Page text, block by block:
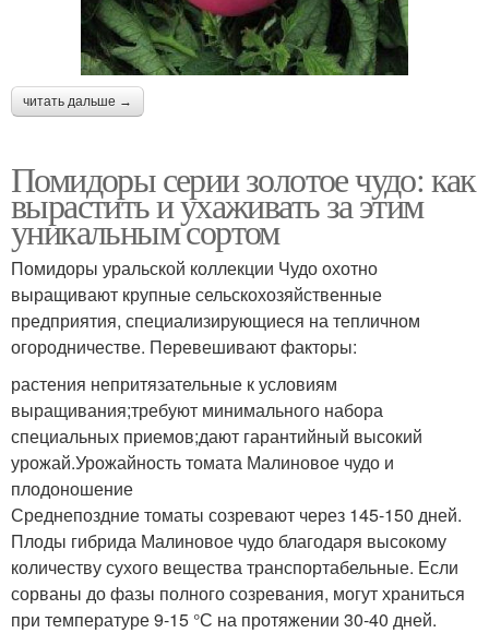
читать дальше →
Помидоры серии золотое чудо: как
вырастить и ухаживать за этим
уникальным сортом
Помидоры уральской коллекции Чудо охотно
выращивают крупные сельскохозяйственные
предприятия, специализирующиеся на тепличном
огородничестве. Перевешивают факторы:
растения непритязательные к условиям
выращивания;требуют минимального набора
специальных приемов;дают гарантийный высокий
урожай.Урожайность томата Малиновое чудо и
плодоношение
Среднепоздние томаты созревают через 145-150 дней.
Плоды гибрида Малиновое чудо благодаря высокому
количеству сухого вещества транспортабельные. Если
сорваны до фазы полного созревания, могут храниться
при температуре 9-15 °С на протяжении 30-40 дней.